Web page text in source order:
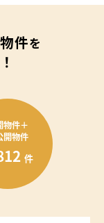
件を
物件＋
開物件
件